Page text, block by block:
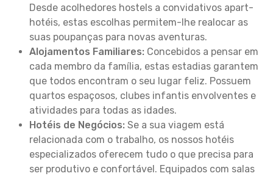
Desde acolhedores hostels a convidativos apart-
hotéis, estas escolhas permitem-lhe realocar as
suas poupanças para novas aventuras.
Alojamentos Familiares: Concebidos a pensar em
cada membro da família, estas estadias garantem
que todos encontram o seu lugar feliz. Possuem
quartos espaçosos, clubes infantis envolventes e
atividades para todas as idades.
Hotéis de Negócios: Se a sua viagem está
relacionada com o trabalho, os nossos hotéis
especializados oferecem tudo o que precisa para
ser produtivo e confortável. Equipados com salas